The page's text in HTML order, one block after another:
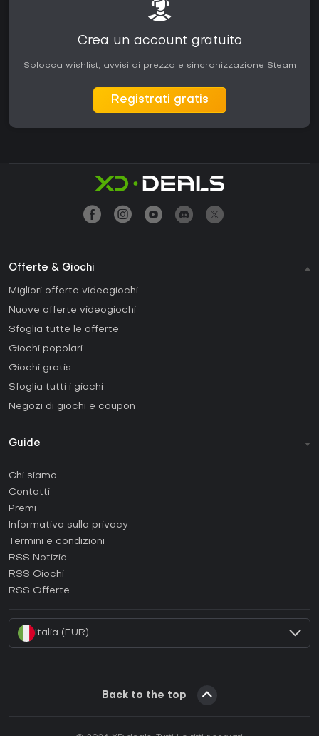
Crea un account gratuito
Sblocca wishlist, avvisi di prezzo e sincronizzazione Steam
Registrati gratis
Offerte & Giochi
Migliori offerte videogiochi
Nuove offerte videogiochi
Sfoglia tutte le offerte
Giochi popolari
Giochi gratis
Sfoglia tutti i giochi
Negozi di giochi e coupon
Guide
Come attivare una Steam CD Key?
Come attivare una Epic Games CD Key?
Come attivare una GOG CD Key?
Come attivare una Ubisoft Connect CD Key?
Chi siamo
Contatti
Premi
Informativa sulla privacy
Termini e condizioni
RSS Notizie
RSS Giochi
RSS Offerte
Italia (EUR)
Back to the top